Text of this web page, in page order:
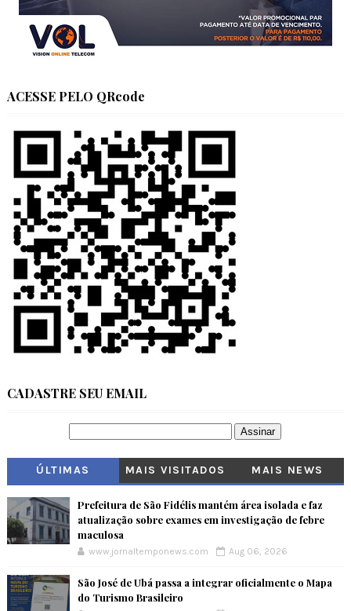
ACESSE PELO QRcode
CADASTRE SEU EMAIL
ÚLTIMAS MAIS VISITADOS MAIS NEWS
Prefeitura de São Fidélis mantém área isolada e faz
atualização sobre exames em investigação de febre
maculosa
www.jornaltemponews.com Aug 06, 2026
São José de Ubá passa a integrar oficialmente o Mapa
do Turismo Brasileiro